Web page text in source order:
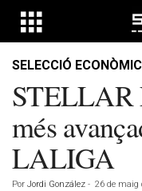
SELECCIÓ
STELLAR
més
LALIGA
Por Jordi González - 26 de maig